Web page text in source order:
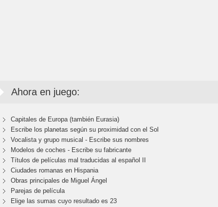
Ahora en juego:
Capitales de Europa (también Eurasia)
Escribe los planetas según su proximidad con el Sol
Vocalista y grupo musical - Escribe sus nombres
Modelos de coches - Escribe su fabricante
Títulos de películas mal traducidas al español II
Ciudades romanas en Hispania
Obras principales de Miguel Ángel
Parejas de película
Elige las sumas cuyo resultado es 23